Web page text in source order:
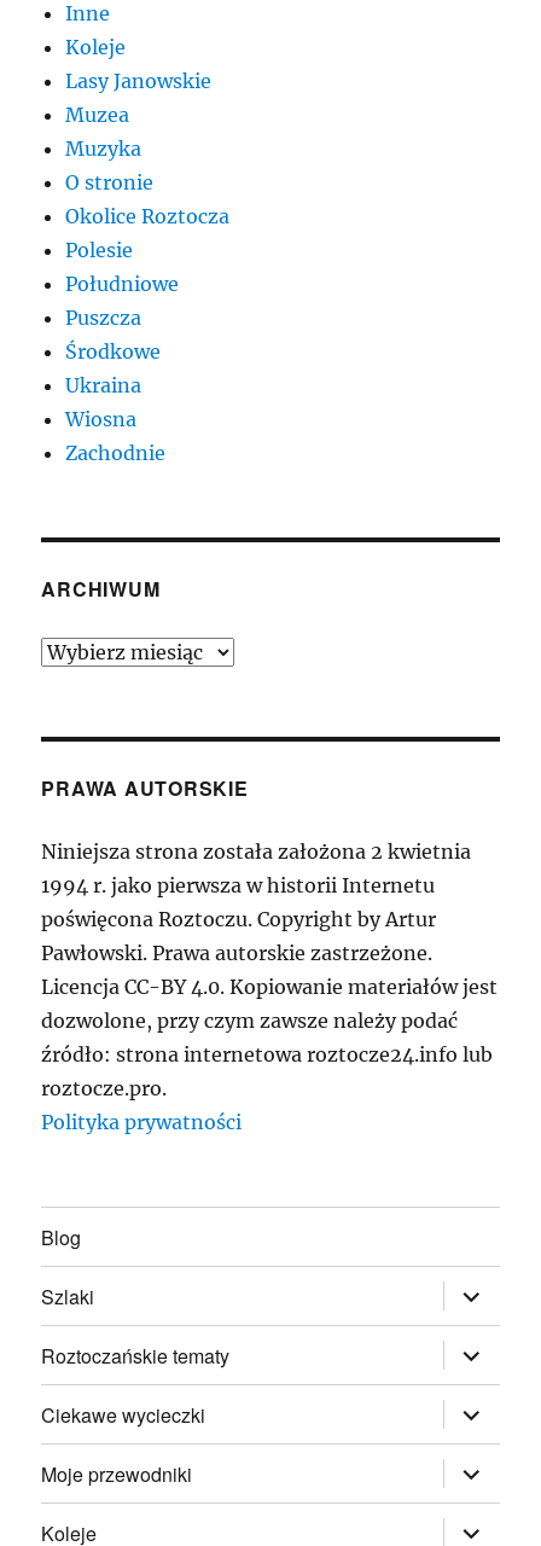
Inne
Koleje
Lasy Janowskie
Muzea
Muzyka
O stronie
Okolice Roztocza
Polesie
Południowe
Puszcza
Środkowe
Ukraina
Wiosna
Zachodnie
ARCHIWUM
Archiwum
PRAWA AUTORSKIE
Niniejsza strona została założona 2 kwietnia
1994 r. jako pierwsza w historii Internetu
poświęcona Roztoczu. Copyright by Artur
Pawłowski. Prawa autorskie zastrzeżone.
Licencja CC-BY 4.0. Kopiowanie materiałów jest
dozwolone, przy czym zawsze należy podać
źródło: strona internetowa roztocze24.info lub
roztocze.pro.
Polityka prywatności
Blog
Szlaki rozwiń
menu
potomne
Roztoczańskie tematy
rozwiń
menu
potomne
Ciekawe wycieczki
rozwiń
menu
potomne
Moje przewodniki
rozwiń
menu
potomne
Koleje
rozwiń